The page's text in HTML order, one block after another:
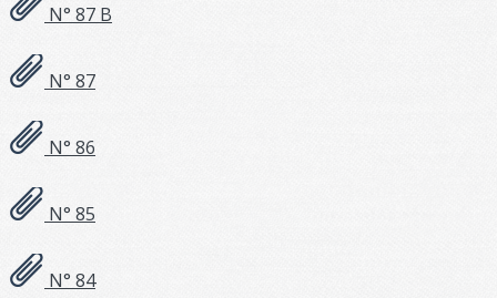
N° 87 B
N° 87
N° 86
N° 85
N° 84